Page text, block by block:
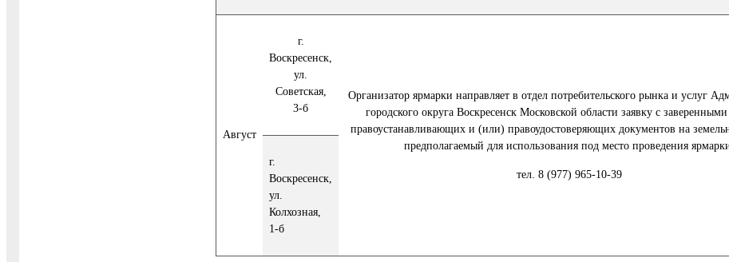
Август
г.
Воскресенск,
ул.
Советская,
3-б
Организатор ярмарки направляет в отдел потребительского рынка и услуг
городского округа Воскресенск Московской области заявку с
правоустанавливающих и (или) правоудостоверяющих документов на
предполагаемый для использования под место проведения
тел. 8 (977) 965-10-39
г.
Воскресенск,
ул.
Колхозная,
1-б